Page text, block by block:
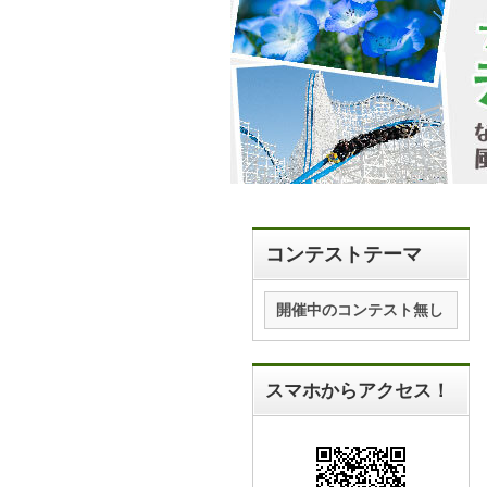
コンテストテーマ
開催中のコンテスト無し
スマホからアクセス！